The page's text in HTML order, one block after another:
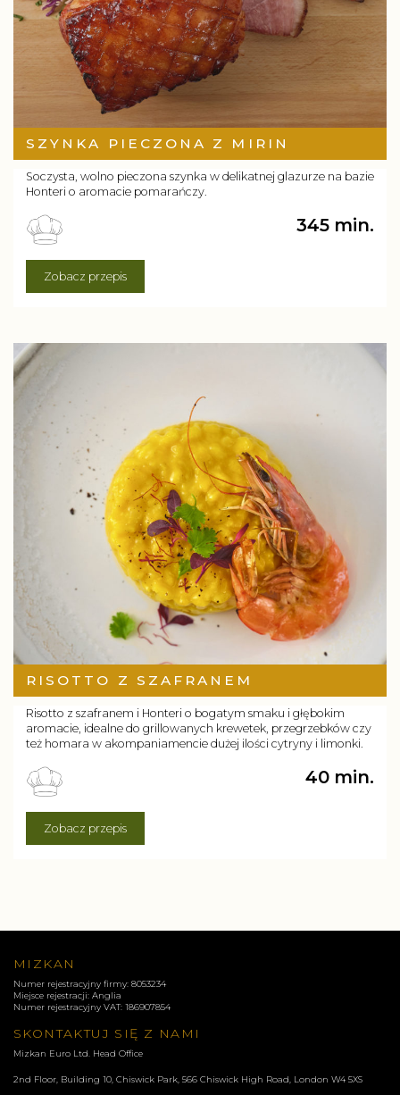
SZYNKA PIECZONA Z MIRIN
Soczysta, wolno pieczona szynka w delikatnej glazurze na bazie
Honteri o aromacie pomarańczy.
345 min.
Zobacz przepis
RISOTTO Z SZAFRANEM
Risotto z szafranem i Honteri o bogatym smaku i głębokim
aromacie, idealne do grillowanych krewetek, przegrzebków czy
też homara w akompaniamencie dużej ilości cytryny i limonki.
40 min.
Zobacz przepis
MIZKAN
Numer rejestracyjny firmy: 8053234
Miejsce rejestracji: Anglia
Numer rejestracyjny VAT: 186907854
SKONTAKTUJ SIĘ Z NAMI
Mizkan Euro Ltd. Head Office
2nd Floor, Building 10, Chiswick Park, 566 Chiswick High Road, London W4 5XS